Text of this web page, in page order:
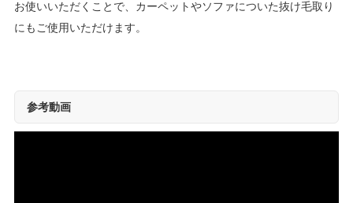
お使いいただくことで、カーペットやソファについた抜け毛取り
にもご使用いただけます。
参考動画